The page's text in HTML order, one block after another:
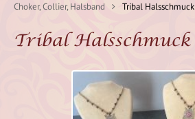
Choker, Collier, Halsband
Tribal Halsschmuck
Tribal Halsschmuck